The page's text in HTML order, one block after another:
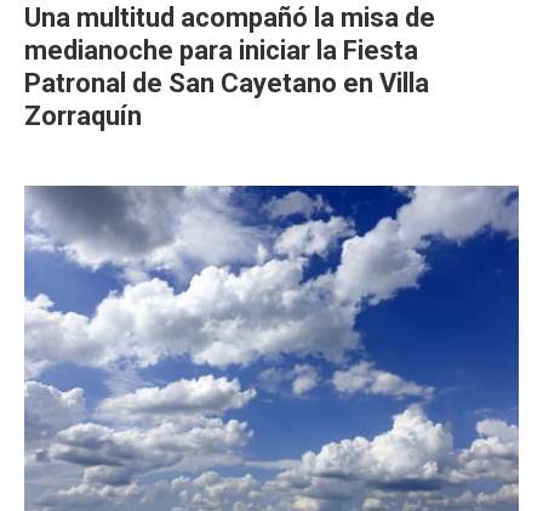
Una multitud acompañó la misa de
medianoche para iniciar la Fiesta
Patronal de San Cayetano en Villa
Zorraquín